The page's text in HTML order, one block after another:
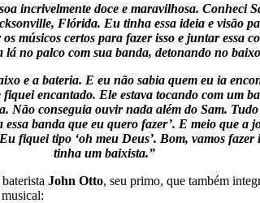
incrivelmente doce e maravilhosa. Conheci
Flórida. Eu tinha essa ideia e visão
músicos certos para fazer isso e juntar essa
no palco com sua banda, detonando no
e a bateria. E eu não sabia quem eu ia
encantado. Ele estava tocando com um
Não conseguia ouvir nada além do Sam.
banda que eu quero fazer’. E meio que a
fiquei tipo ‘oh meu Deus’. Bom, vamos
tinha um baixista.”
John Otto, seu primo, que também